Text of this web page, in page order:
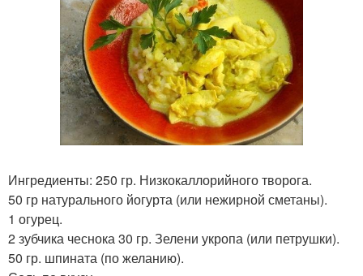
Ингредиенты: 250 гр. Низкокаллорийного творога.
50 гр натурального йогурта (или нежирной сметаны).
1 огурец.
2 зубчика чеснока 30 гр. Зелени укропа (или петрушки).
50 гр. шпината (по желанию).